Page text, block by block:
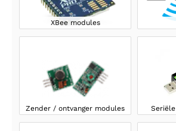
XBee modules
Zender / ontvanger modules